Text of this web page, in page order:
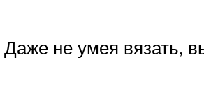
не умея вязать,